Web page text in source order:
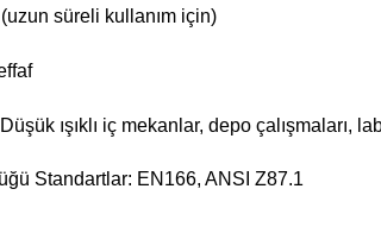
(uzun süreli kullanım için)
ışıklı iç mekanlar, depo çalışmaları,
Standartlar: EN166, ANSI Z87.1